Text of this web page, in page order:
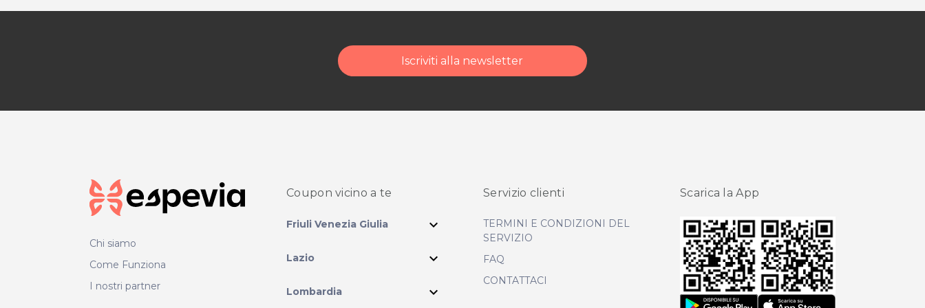
Iscriviti alla newsletter
Chi siamo
Come Funziona
I nostri partner
Coupon vicino a te
Friuli Venezia Giulia expand_more
Lazio expand_more
Lombardia expand_more
Servizio clienti
TERMINI E CONDIZIONI DEL
SERVIZIO
FAQ
CONTATTACI
Scarica la App